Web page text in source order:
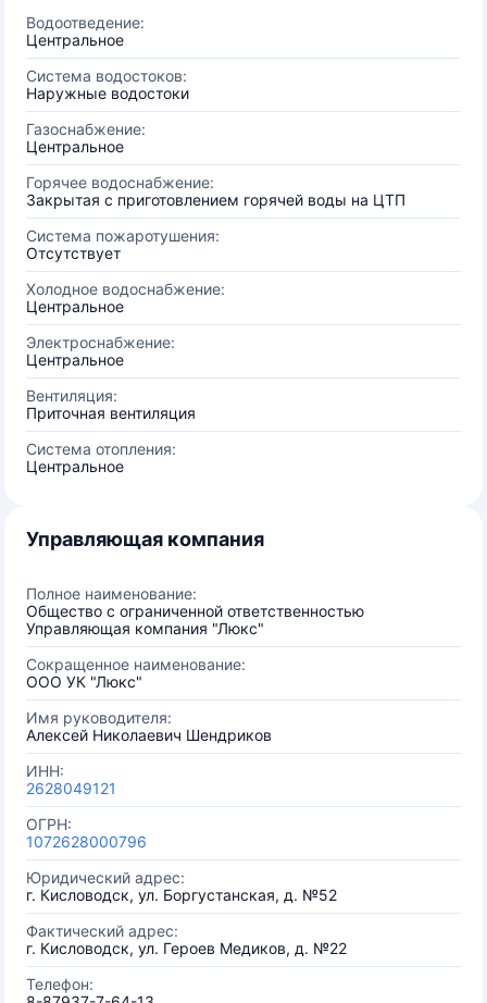
Водоотведение:
Центральное
Система водостоков:
Наружные водостоки
Газоснабжение:
Центральное
Горячее водоснабжение:
Закрытая с приготовлением горячей воды на ЦТП
Система пожаротушения:
Отсутствует
Холодное водоснабжение:
Центральное
Электроснабжение:
Центральное
Вентиляция:
Приточная вентиляция
Система отопления:
Центральное
Управляющая компания
Полное наименование:
Общество с ограниченной ответственностью
Управляющая компания "Люкс"
Сокращенное наименование:
ООО УК "Люкс"
Имя руководителя:
Алексей Николаевич Шендриков
ИНН:
2628049121
ОГРН:
1072628000796
Юридический адрес:
г. Кисловодск, ул. Боргустанская, д. №52
Фактический адрес:
г. Кисловодск, ул. Героев Медиков, д. №22
Телефон: